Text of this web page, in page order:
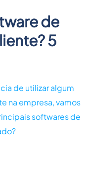
de
5
de utilizar algum
na empresa, vamos
softwares de